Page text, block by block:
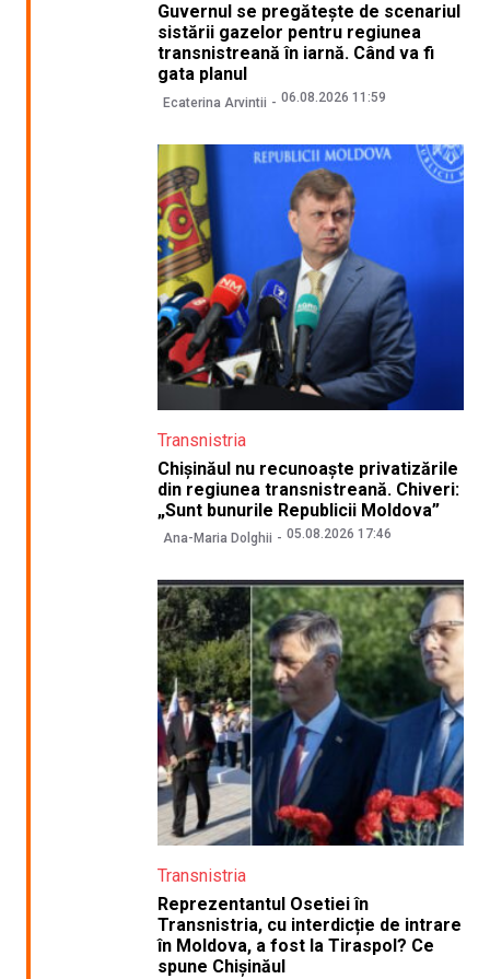
Guvernul se pregătește de scenariul
sistării gazelor pentru regiunea
transnistreană în iarnă. Când va fi
gata planul
Ecaterina Arvintii 06.08.2026 11:59
Transnistria
Chișinăul nu recunoaște privatizările
din regiunea transnistreană. Chiveri:
„Sunt bunurile Republicii Moldova”
Ana-Maria Dolghii 05.08.2026 17:46
Transnistria
Reprezentantul Osetiei în
Transnistria, cu interdicție de intrare
în Moldova, a fost la Tiraspol? Ce
spune Chișinăul